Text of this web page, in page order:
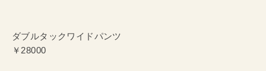
ダブルタックワイドパンツ
￥28000